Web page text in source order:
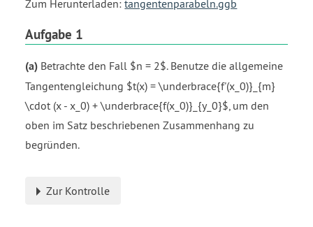
Zum Herunterladen: tangentenparabeln.ggb
Aufgabe 1
(a) Betrachte den Fall $n = 2$. Benutze die allgemeine
Tangentengleichung $t(x) = \underbrace{f'(x_0)}_{m}
\cdot (x - x_0) + \underbrace{f(x_0)}_{y_0}$, um den
oben im Satz beschriebenen Zusammenhang zu
begründen.
Zur Kontrolle